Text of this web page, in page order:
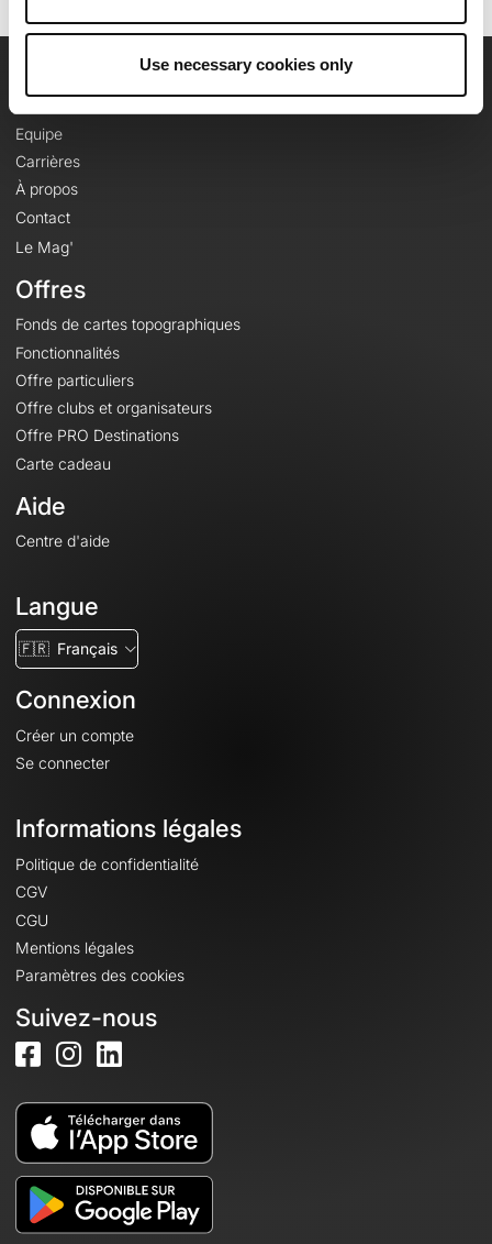
Use necessary cookies only
OpenRunner
Equipe
Carrières
À propos
Contact
Le Mag'
Offres
Fonds de cartes topographiques
Fonctionnalités
Offre particuliers
Offre clubs et organisateurs
Offre PRO Destinations
Carte cadeau
Aide
Centre d'aide
Langue
🇫🇷 Français
Connexion
Créer un compte
Se connecter
Informations légales
Politique de confidentialité
CGV
CGU
Mentions légales
Paramètres des cookies
Suivez-nous